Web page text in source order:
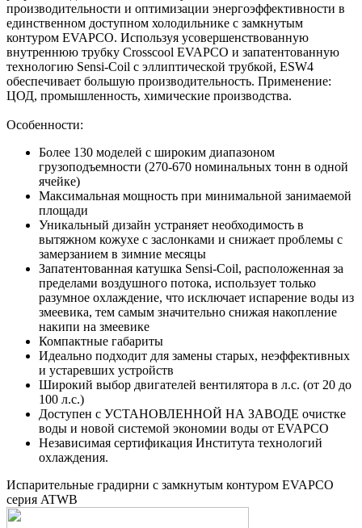
производительности и оптимизации энергоэффективности в
единственном доступном холодильнике с замкнутым
контуром EVAPCO. Используя усовершенствованную
внутреннюю трубку Crosscool EVAPCO и запатентованную
технологию Sensi-Coil с эллиптической трубкой, ESW4
обеспечивает большую производительность. Применение:
ЦОД, промышленность, химические производства.
Особенности:
Более 130 моделей с широким диапазоном
грузоподъемности (270-670 номинальных тонн в одной
ячейке)
Максимальная мощность при минимальной занимаемой
площади
Уникальный дизайн устраняет необходимость в
вытяжном кожухе с заслонками и снижает проблемы с
замерзанием в зимние месяцы
Запатентованная катушка Sensi-Coil, расположенная за
пределами воздушного потока, использует только
разумное охлаждение, что исключает испарение воды из
змеевика, тем самым значительно снижая накопление
накипи на змеевике
Компактные габариты
Идеально подходит для замены старых, неэффективных
и устаревших устройств
Широкий выбор двигателей вентилятора в л.с. (от 20 до
100 л.с.)
Доступен с УСТАНОВЛЕННОЙ НА ЗАВОДЕ очистке
воды и новой системой экономии воды от EVAPCO
Независимая сертификация Института технологий
охлаждения.
Испарительные градирни с замкнутым контуром EVAPCO
серия ATWB